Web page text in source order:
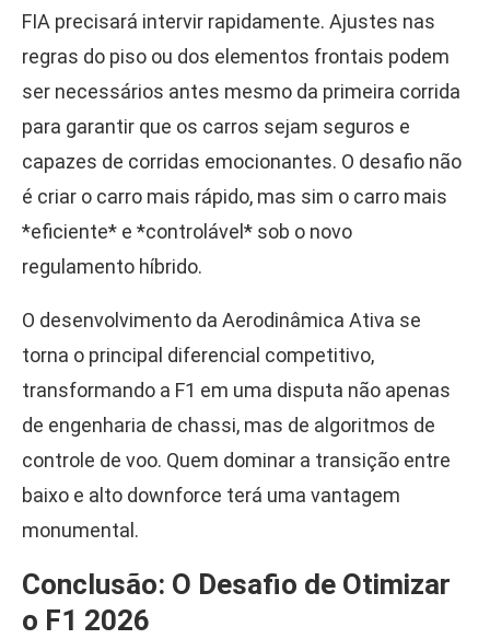
FIA precisará intervir rapidamente. Ajustes nas
regras do piso ou dos elementos frontais podem
ser necessários antes mesmo da primeira corrida
para garantir que os carros sejam seguros e
capazes de corridas emocionantes. O desafio não
é criar o carro mais rápido, mas sim o carro mais
*eficiente* e *controlável* sob o novo
regulamento híbrido.
O desenvolvimento da Aerodinâmica Ativa se
torna o principal diferencial competitivo,
transformando a F1 em uma disputa não apenas
de engenharia de chassi, mas de algoritmos de
controle de voo. Quem dominar a transição entre
baixo e alto downforce terá uma vantagem
monumental.
Conclusão: O Desafio de Otimizar
o F1 2026